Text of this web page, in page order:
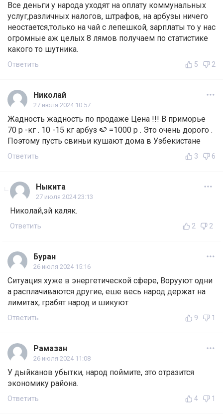
Все деньги у народа уходят на оплату коммунальных
услуг,различных налогов, штрафов, на арбузы ничего
неостается,только на чай с лепешкой, зарплаты то у нас
огромные аж целых 8 лямов получаем по статистике
какого то шутника.
Ответить 5 2
Николай
27 июля 2024 10:57
Жадность жадность по продаже Цена !!! В приморье
70 р -кг . 10 -15 кг арбуз 🍉 =1000 р . Это очень дорого .
Поэтому пусть свиньи кушают дома в Узбекистане
Ответить 3 6
Ныкита
27 июля 2024 23:13
Николай,эй каляк.
Ответить 2 2
Буран
26 июля 2024 15:16
Ситуация хуже в энергетической сфере, Ворууют одни
а расплачиваются другие, еше весь народ держат на
лимитах, грабят народ и шикуют
Ответить 9 1
Рамазан
26 июля 2024 11:08
У дыйканов убытки, народ поймите, это отразится
экономику района.
Ответить 4 1